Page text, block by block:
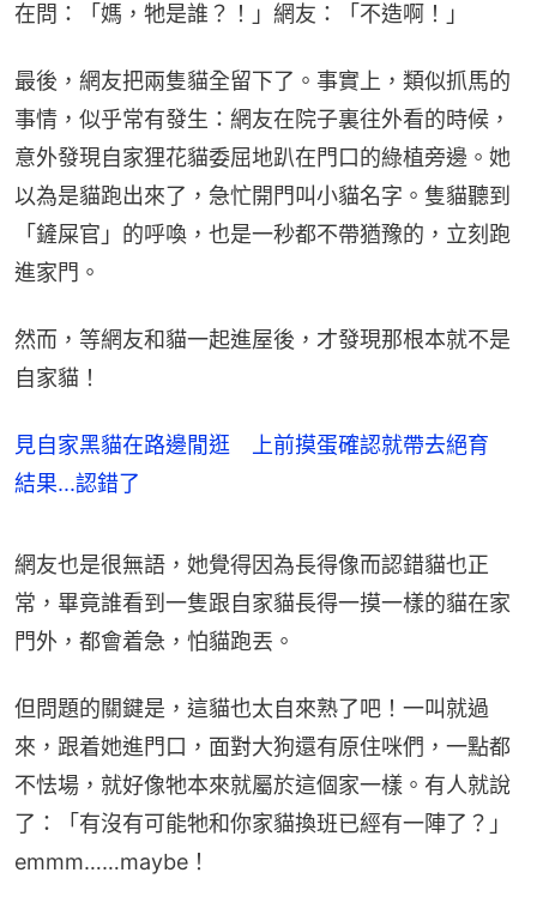
在問：「媽，牠是誰？！」網友：「不造啊！」
最後，網友把兩隻貓全留下了。事實上，類似抓馬的
事情，似乎常有發生：網友在院子裏往外看的時候，
意外發現自家狸花貓委屈地趴在門口的綠植旁邊。她
以為是貓跑出來了，急忙開門叫小貓名字。隻貓聽到
「鏟屎官」的呼喚，也是一秒都不帶猶豫的，立刻跑
進家門。
然而，等網友和貓一起進屋後，才發現那根本就不是
自家貓！
見自家黑貓在路邊閒逛 上前摸蛋確認就帶去絕育
結果...認錯了
網友也是很無語，她覺得因為長得像而認錯貓也正
常，畢竟誰看到一隻跟自家貓長得一摸一樣的貓在家
門外，都會着急，怕貓跑丟。
但問題的關鍵是，這貓也太自來熟了吧！一叫就過
來，跟着她進門口，面對大狗還有原住咪們，一點都
不怯場，就好像牠本來就屬於這個家一樣。有人就說
了：「有沒有可能牠和你家貓換班已經有一陣了？」
emmm……maybe！